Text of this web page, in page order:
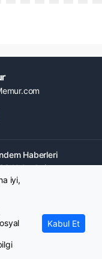
Haberleri
Haberleri
Haberleri
Verileri Haberleri
iyi,
Kabul Et